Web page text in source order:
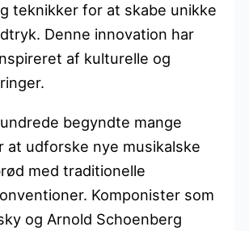
teknikker for at skabe unikke
Denne innovation har
af kulturelle og
begyndte mange
at udforske nye musikalske
med traditionelle
Komponister som
og Arnold Schoenberg